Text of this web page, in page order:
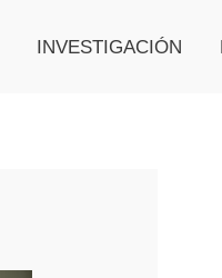
INVESTIGACIÓN